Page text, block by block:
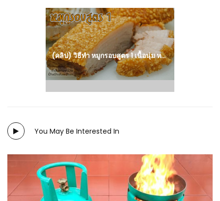
Next
(คลิป) วิธีทำ หมูกรอบสูตร 1 เนื้อนุ่ม หนังกรอบฟู กรอบนอกนุ่มใน Crispy Pork : กินได้อร่อยด้วย
You May Be Interested In